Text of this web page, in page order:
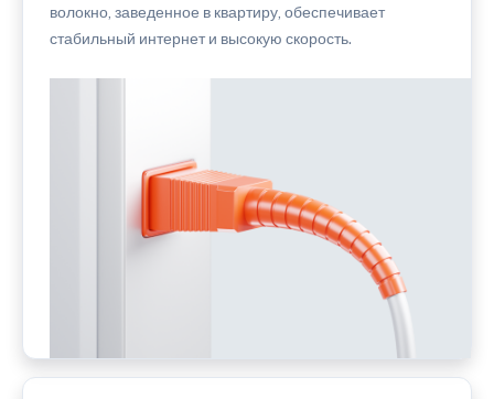
волокно, заведенное в квартиру, обеспечивает
стабильный интернет и высокую скорость.